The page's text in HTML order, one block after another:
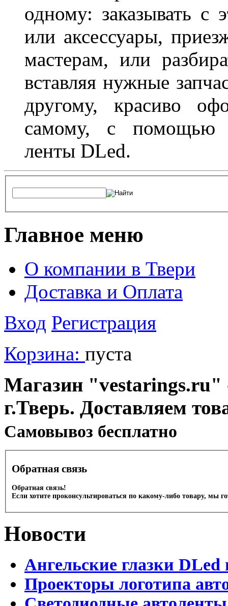
одному: заказывать с
или аксессуары,
мастерам, или
вставляя нужные
другому, красиво
самому, с помощью
ленты DLed.
Главное меню
О компании в Твери
Доставка и Оплата
Вход Регистрация
Корзина: пуста
Магазин "vestarings.ru"
г.Тверь. Доставляем
Cамовывоз бесплатно
Обратная связь
Обратная связь!
Если хотите проконсультироваться по какому-либо товару, мы
Новости
Ангельские глазки DLed
Проекторы логотипа